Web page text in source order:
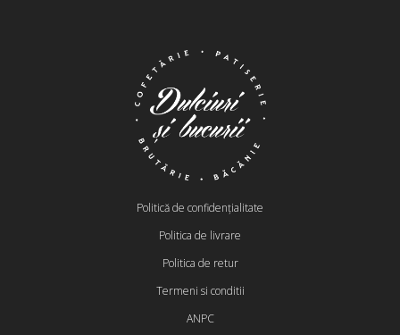
Politică de confidențialitate
Politica de livrare
Politica de retur
Termeni si conditii
ANPC